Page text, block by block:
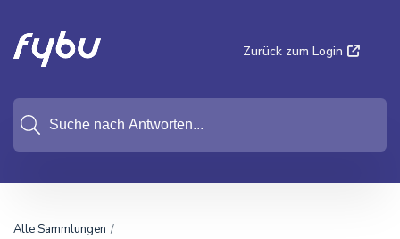
Zurück zum Login
Alle Sammlungen